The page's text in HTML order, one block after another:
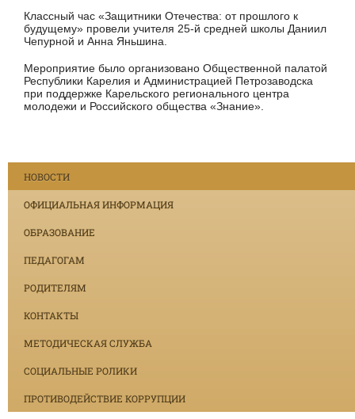
Классный час «Защитники Отечества: от прошлого к
будущему» провели учителя 25-й средней школы Даниил
Чепурной и Анна Яньшина.
Мероприятие было организовано Общественной палатой
Республики Карелия и Администрацией Петрозаводска
при поддержке Карельского регионального центра
молодежи и Российского общества «Знание».
НОВОСТИ
ОФИЦИАЛЬНАЯ ИНФОРМАЦИЯ
ОБРАЗОВАНИЕ
ПЕДАГОГАМ
РОДИТЕЛЯМ
КОНТАКТЫ
МЕТОДИЧЕСКАЯ СЛУЖБА
СОЦИАЛЬНЫЕ РОЛИКИ
ПРОТИВОДЕЙСТВИЕ КОРРУПЦИИ